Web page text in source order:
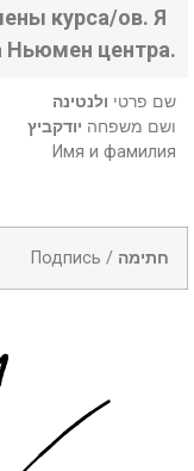
курса/ов. Я
Ньюмен центра.
שם פרטי ולנטינה
ושם משפחה יודקביץ
Имя и фамилия
Подпись / חתימה